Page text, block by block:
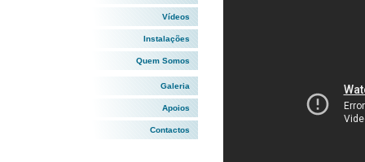
Vídeos
Instalações
Quem Somos
Galeria
Apoios
Contactos